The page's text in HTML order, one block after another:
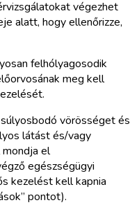
végezhet
alatt, hogy ellenőrizze,
felhólyagosodik
meg kell
vörösséget és
látást és/vagy
el
egészségügyi
kezelést kell kapnia
pontot).